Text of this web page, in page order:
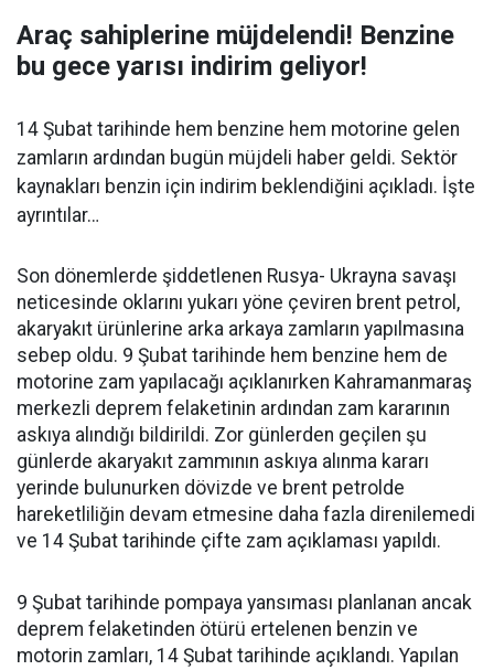
Araç sahiplerine müjdelendi! Benzine
bu gece yarısı indirim geliyor!
14 Şubat tarihinde hem benzine hem motorine gelen
zamların ardından bugün müjdeli haber geldi. Sektör
kaynakları benzin için indirim beklendiğini açıkladı. İşte
ayrıntılar…
Son dönemlerde şiddetlenen Rusya- Ukrayna savaşı
neticesinde oklarını yukarı yöne çeviren brent petrol,
akaryakıt ürünlerine arka arkaya zamların yapılmasına
sebep oldu. 9 Şubat tarihinde hem benzine hem de
motorine zam yapılacağı açıklanırken Kahramanmaraş
merkezli deprem felaketinin ardından zam kararının
askıya alındığı bildirildi. Zor günlerden geçilen şu
günlerde akaryakıt zammının askıya alınma kararı
yerinde bulunurken dövizde ve brent petrolde
hareketliliğin devam etmesine daha fazla direnilemedi
ve 14 Şubat tarihinde çifte zam açıklaması yapıldı.
9 Şubat tarihinde pompaya yansıması planlanan ancak
deprem felaketinden ötürü ertelenen benzin ve
motorin zamları, 14 Şubat tarihinde açıklandı. Yapılan